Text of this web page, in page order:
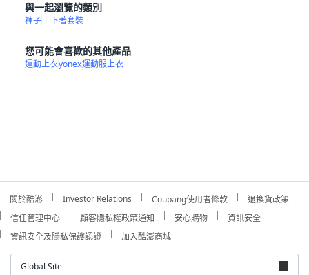
與一起瀏覽的類別
褲子上下著套裝
您可能會喜歡的其他產品
運動上衣yonex運動服上衣
關於酷澎 Investor Relations Coupang使用者條款
退換貨政策
信任管理中心
顧客隱私權政策通知 安心購物
資訊安全
資訊安全及隱私保護認證
加入酷澎商城
Global Site